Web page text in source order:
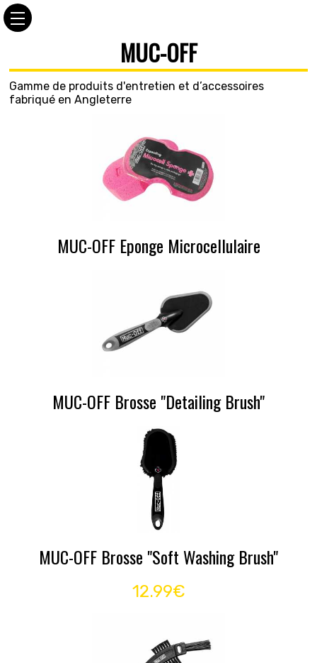
MUC-OFF
Gamme de produits d'entretien et d’accessoires
fabriqué en Angleterre
MUC-OFF Eponge Microcellulaire
MUC-OFF Brosse "Detailing Brush"
MUC-OFF Brosse "Soft Washing Brush"
12.99€